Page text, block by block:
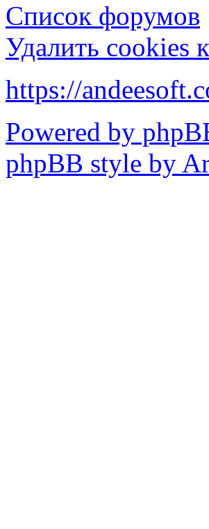
Список форумов
Удалить cookies
https://
Powered by
phpBB style by